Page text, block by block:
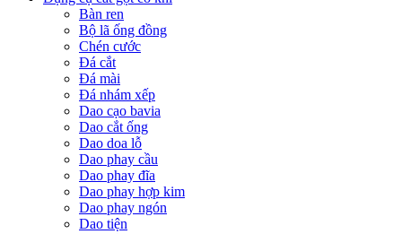
Bàn ren
Bộ lã ống đồng
Chén cước
Đá cắt
Đá mài
Đá nhám xếp
Dao cạo bavia
Dao cắt ống
Dao doa lỗ
Dao phay cầu
Dao phay đĩa
Dao phay hợp kim
Dao phay ngón
Dao tiện